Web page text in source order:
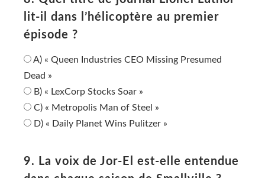
lit-il dans l’hélicoptère au premier
épisode ?
A) « Queen Industries CEO Missing Presumed
Dead »
B) « LexCorp Stocks Soar »
C) « Metropolis Man of Steel »
D) « Daily Planet Wins Pulitzer »
9. La voix de Jor-El est-elle entendue